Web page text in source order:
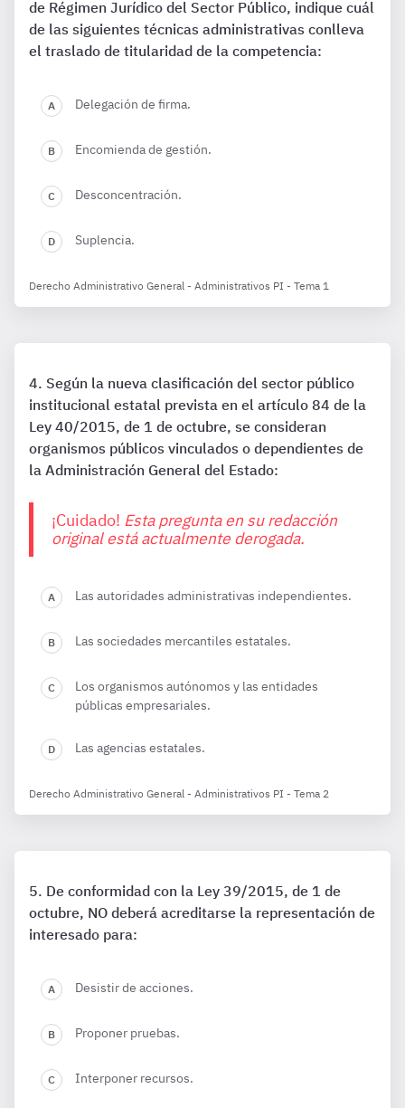
de Régimen Jurídico del Sector Público, indique cuál
de las siguientes técnicas administrativas conlleva
el traslado de titularidad de la competencia:
Delegación de firma.
Encomienda de gestión.
Desconcentración.
Suplencia.
Derecho Administrativo General - Administrativos PI - Tema 1
Según la nueva clasificación del sector público
institucional estatal prevista en el artículo 84 de la
Ley 40/2015, de 1 de octubre, se consideran
organismos públicos vinculados o dependientes de
la Administración General del Estado:
¡Cuidado! Esta pregunta en su redacción
original está actualmente derogada.
Las autoridades administrativas independientes.
Las sociedades mercantiles estatales.
Los organismos autónomos y las entidades
públicas empresariales.
Las agencias estatales.
Derecho Administrativo General - Administrativos PI - Tema 2
De conformidad con la Ley 39/2015, de 1 de
octubre, NO deberá acreditarse la representación de
interesado para:
Desistir de acciones.
Proponer pruebas.
Interponer recursos.